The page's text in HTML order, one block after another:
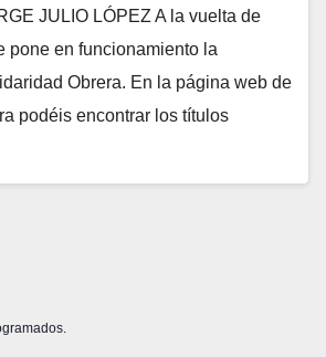
JULIO LÓPEZ A la vuelta de
pone en funcionamiento la
Obrera. En la página web de
podéis encontrar los títulos